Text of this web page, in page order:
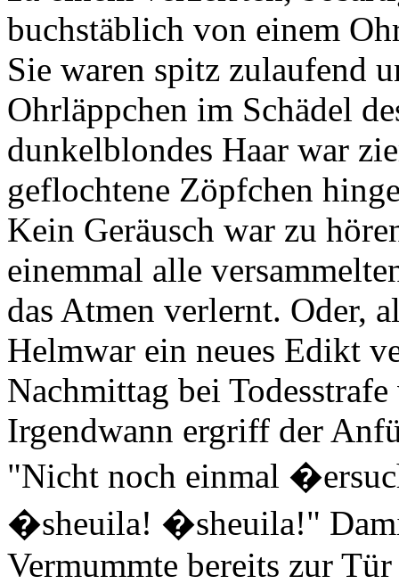
buchstäblich von einem
Sie waren spitz zulaufend
Ohrläppchen im Schädel
dunkelblondes Haar war
geflochtene Zöpfchen
Kein Geräusch war zu
einemmal alle
das Atmen verlernt. Oder,
Helmwar ein neues Edikt
Nachmittag bei
Irgendwann ergriff der
"Nicht noch einmal
�sheuila! �sheuila!"
Vermummte bereits zur